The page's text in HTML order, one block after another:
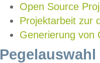
Open Source
Projektarbeit zur
Generierung von